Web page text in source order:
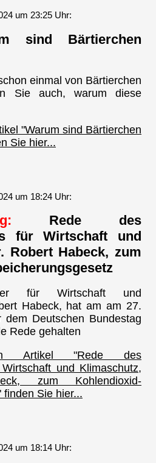
um 23:25 Uhr:
sind Bärtierchen
einmal von Bärtierchen
Sie auch, warum diese
"Warum sind Bärtierchen
Sie hier...
um 18:24 Uhr:
Rede des
für Wirtschaft und
Robert Habeck, zum
für Wirtschaft und
Habeck, hat am am 27.
dem Deutschen Bundestag
Rede gehalten
Artikel "Rede des
und Klimaschutz,
zum Kohlendioxid-
finden Sie hier...
um 18:14 Uhr: